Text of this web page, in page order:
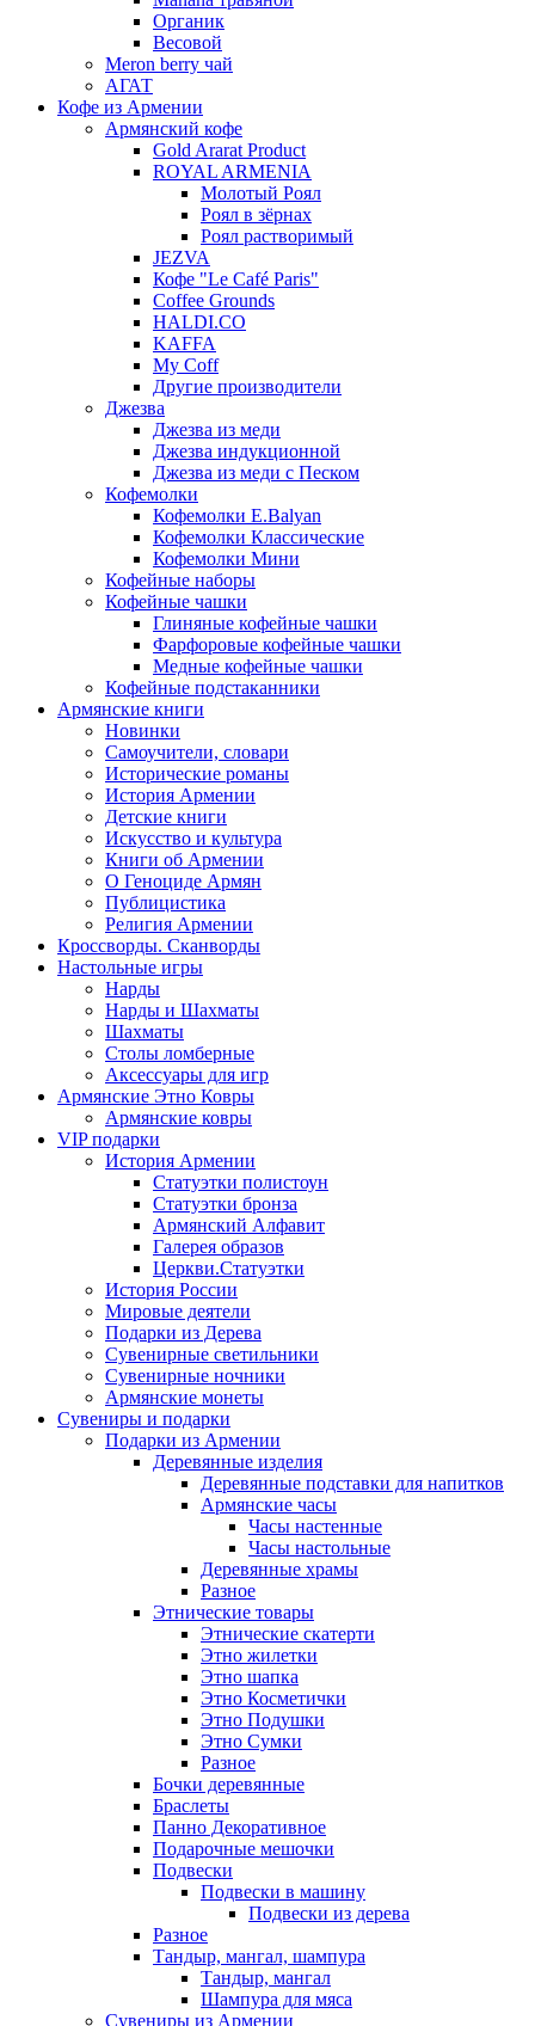
Органик
Весовой
Meron berry чай
АГАТ
Кофе из Армении
Армянский кофе
Gold Ararat Product
ROYAL ARMENIA
Молотый Роял
Роял в зёрнах
Роял растворимый
JEZVA
Кофе "Le Café Paris"
Coffee Grounds
HALDI.CO
KAFFA
My Coff
Другие производители
Джезва
Джезва из меди
Джезва индукционной
Джезва из меди с Песком
Кофемолки
Кофемолки E.Balyan
Кофемолки Классические
Кофемолки Мини
Кофейные наборы
Кофейные чашки
Глиняные кофейные чашки
Фарфоровые кофейные чашки
Медные кофейные чашки
Кофейные подстаканники
Армянские книги
Новинки
Самоучители, словари
Исторические романы
История Армении
Детские книги
Иcкусство и культура
Книги об Армении
О Геноциде Армян
Публицистика
Религия Армении
Кроссворды. Сканворды
Настольные игры
Нарды
Нарды и Шахматы
Шахматы
Столы ломберные
Аксессуары для игр
Армянские Этно Ковры
Армянские ковры
VIP подарки
История Армении
Статуэтки полистоун
Статуэтки бронза
Армянский Алфавит
Галерея образов
Церкви.Статуэтки
История России
Мировые деятели
Подарки из Дерева
Сувенирные светильники
Сувенирные ночники
Армянские монеты
Сувениры и подарки
Подарки из Армении
Деревянные изделия
Деревянные подставки для напитков
Армянские часы
Часы настенные
Часы настольные
Деревянные храмы
Разное
Этнические товары
Этнические скатерти
Этно жилетки
Этно шапка
Этно Косметички
Этно Подушки
Этно Сумки
Разное
Бочки деревянные
Браслеты
Панно Декоративное
Подарочные мешочки
Подвески
Подвески в машину
Подвески из дерева
Разное
Тандыр, мангал, шампура
Тандыр, мангал
Шампура для мяса
Сувениры из Армении